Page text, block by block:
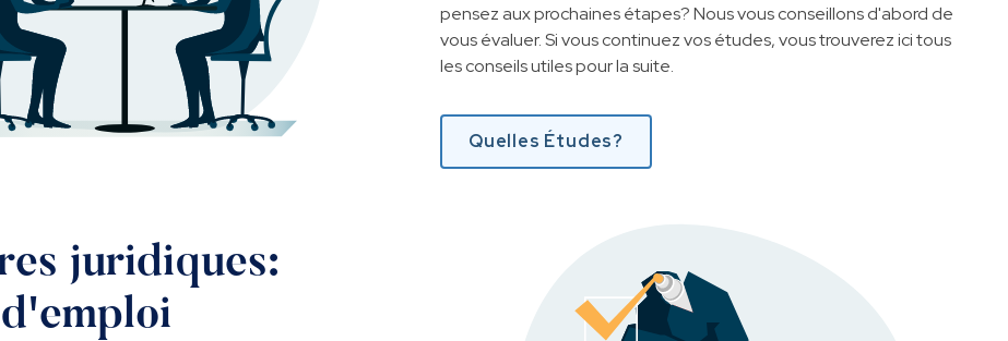
pensez aux prochaines étapes? Nous vous conseillons d'abord de
vous évaluer. Si vous continuez vos études, vous trouverez ici tous
les conseils utiles pour la suite.
Quelles Études?
juridiques: